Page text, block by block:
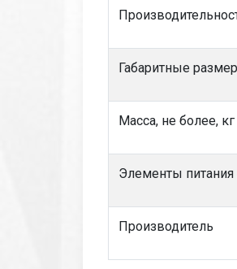
Габаритные
Масса, не более,
Элементы
Производитель